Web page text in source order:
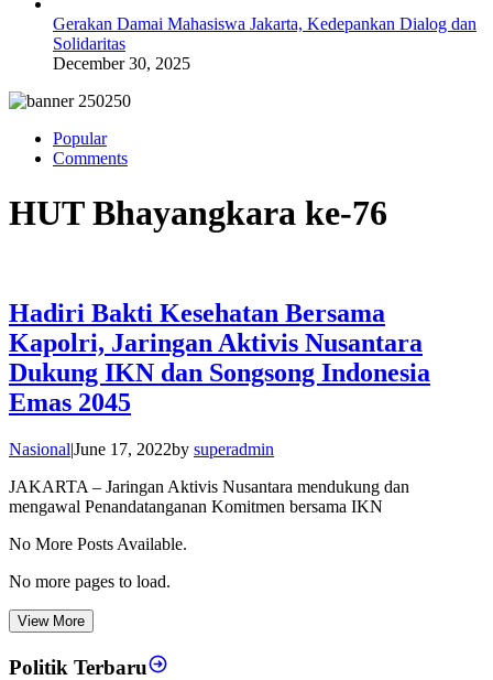
Gerakan Damai Mahasiswa Jakarta, Kedepankan Dialog dan
Solidaritas
December 30, 2025
Popular
Comments
HUT Bhayangkara ke-76
Hadiri Bakti Kesehatan Bersama
Kapolri, Jaringan Aktivis Nusantara
Dukung IKN dan Songsong Indonesia
Emas 2045
Nasional|June 17, 2022by superadmin
JAKARTA – Jaringan Aktivis Nusantara mendukung dan
mengawal Penandatanganan Komitmen bersama IKN
No More Posts Available.
No more pages to load.
View More
Politik Terbaru